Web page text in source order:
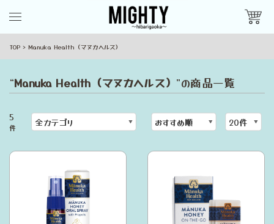
TOP Manuka Health（マヌカヘルス）
“Manuka Health（マヌカヘルス） ”の商品一覧
5
件